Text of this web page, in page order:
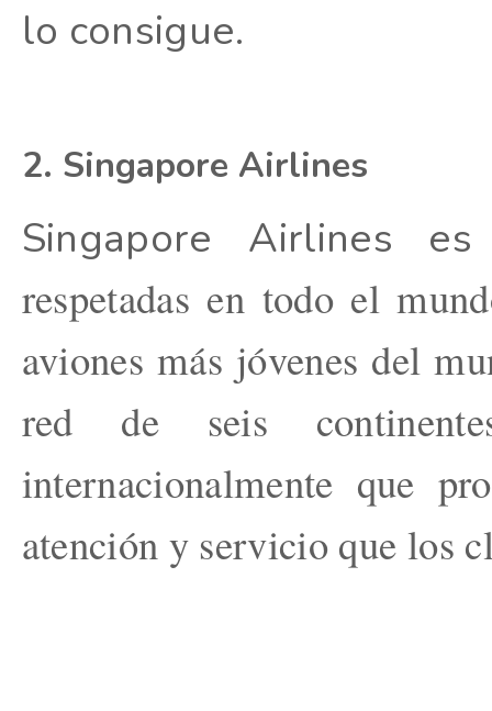
lo consigue.
2. Singapore Airlines
Singapore Airlines
respetadas en todo el
aviones más jóvenes del
red de seis
internacionalmente que
atención y servicio que los